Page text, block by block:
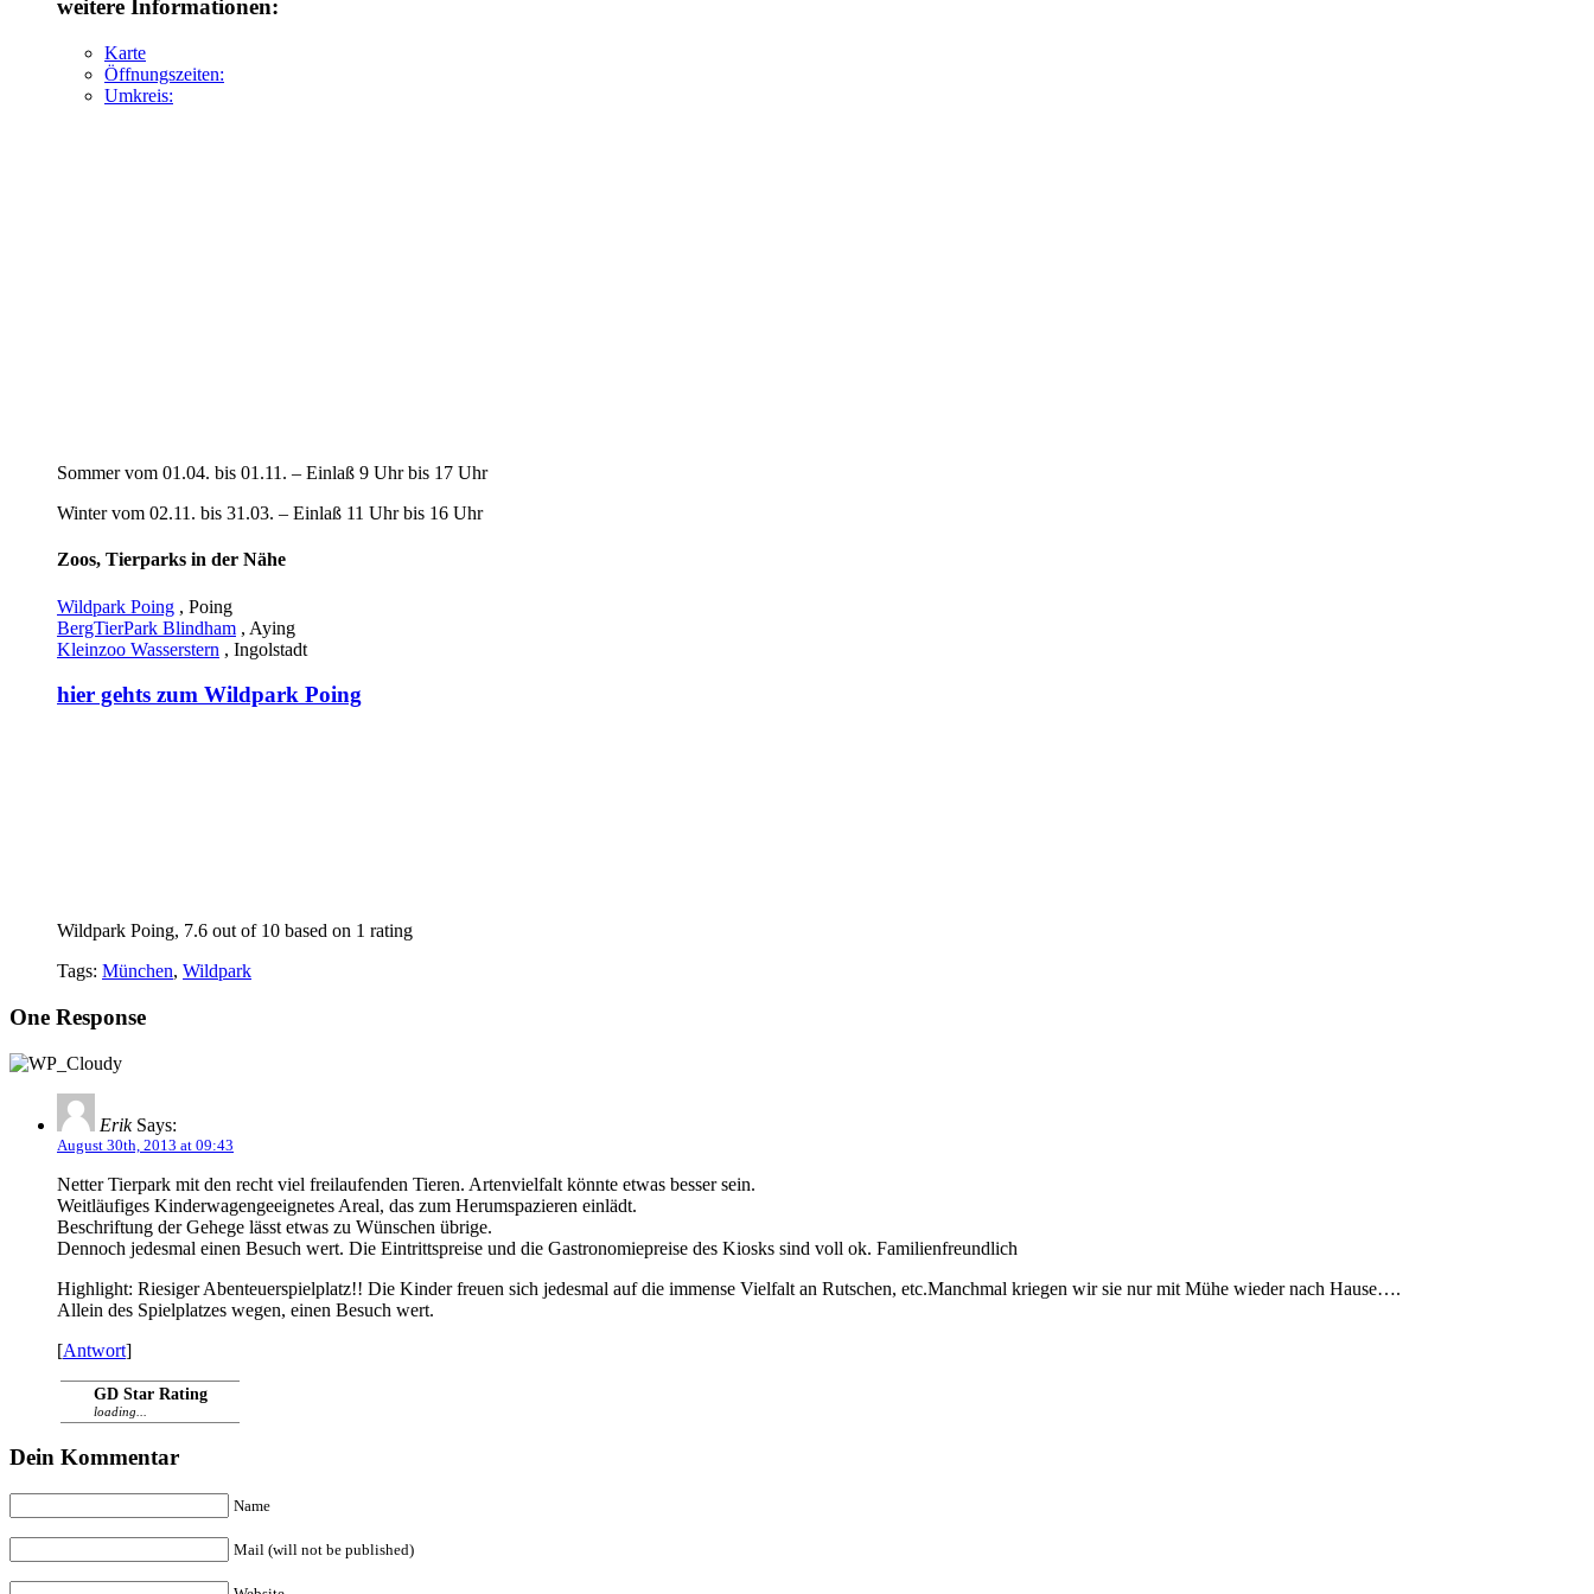
weitere Informationen:
Karte
Öffnungszeiten:
Umkreis:
Sommer vom 01.04. bis 01.11. – Einlaß 9 Uhr bis 17 Uhr
Winter vom 02.11. bis 31.03. – Einlaß 11 Uhr bis 16 Uhr
Zoos, Tierparks in der Nähe
Wildpark Poing , Poing
BergTierPark Blindham , Aying
Kleinzoo Wasserstern , Ingolstadt
hier gehts zum Wildpark Poing
Wildpark Poing, 7.6 out of 10 based on 1 rating
Tags: München, Wildpark
One Response
ErikSays:
August 30th, 2013 at 09:43
Netter Tierpark mit den recht viel freilaufenden Tieren. Artenvielfalt könnte etwas besser sein.
Weitläufiges Kinderwagengeeignetes Areal, das zum Herumspazieren einlädt.
Beschriftung der Gehege lässt etwas zu Wünschen übrige.
Dennoch jedesmal einen Besuch wert. Die Eintrittspreise und die Gastronomiepreise des Kiosks sind voll ok. Familienfreundlich
Highlight: Riesiger Abenteuerspielplatz!! Die Kinder freuen sich jedesmal auf die immense Vielfalt an Rutschen, etc.Manchmal kriegen wir sie nur mit Mühe wieder nach Hause….
Allein des Spielplatzes wegen, einen Besuch wert.
[Antwort]
GD Star Rating
loading...
Dein Kommentar
Name
Mail (will not be published)